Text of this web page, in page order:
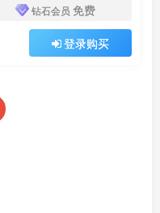
钻石会员 免费
登录购买